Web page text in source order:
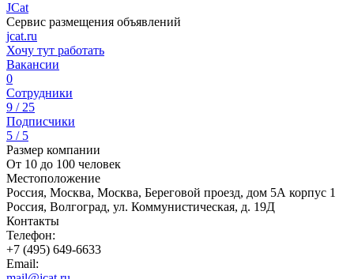
JCat
Сервис размещения объявлений
jcat.ru
Хочу тут работать
Вакансии
0
Сотрудники
9 / 25
Подписчики
5 / 5
Размер компании
От 10 до 100 человек
Местоположение
Россия, Москва, Москва, Береговой проезд, дом 5А корпус 1
Россия, Волгоград, ул. Коммунистическая, д. 19Д
Контакты
Телефон:
+7 (495) 649-6633
Email: